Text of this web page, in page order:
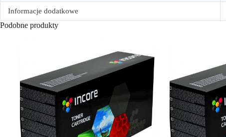
Informacje dodatkowe
Podobne produkty